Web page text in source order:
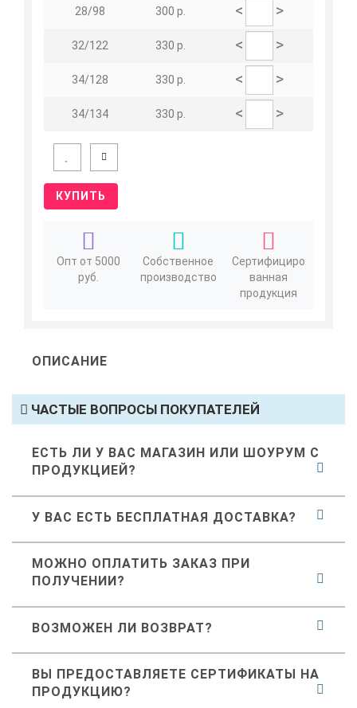
28/98 300 р. < >
32/122 330 р. < >
34/128 330 р. < >
34/134 330 р. < >
КУПИТЬ
Опт от 5000
руб.
Собственное
производство
Сертифициро
ванная
продукция
ОПИСАНИЕ
ЧАСТЫЕ ВОПРОСЫ ПОКУПАТЕЛЕЙ
ЕСТЬ ЛИ У ВАС МАГАЗИН ИЛИ ШОУРУМ С
ПРОДУКЦИЕЙ?
У ВАС ЕСТЬ БЕСПЛАТНАЯ ДОСТАВКА?
МОЖНО ОПЛАТИТЬ ЗАКАЗ ПРИ
ПОЛУЧЕНИИ?
ВОЗМОЖЕН ЛИ ВОЗВРАТ?
ВЫ ПРЕДОСТАВЛЯЕТЕ СЕРТИФИКАТЫ НА
ПРОДУКЦИЮ?